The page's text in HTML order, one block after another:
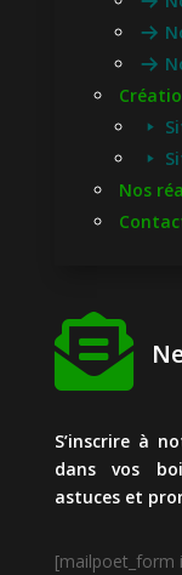
Nos

S’inscrire à
dans vos
astuces et
[mailpoet_form